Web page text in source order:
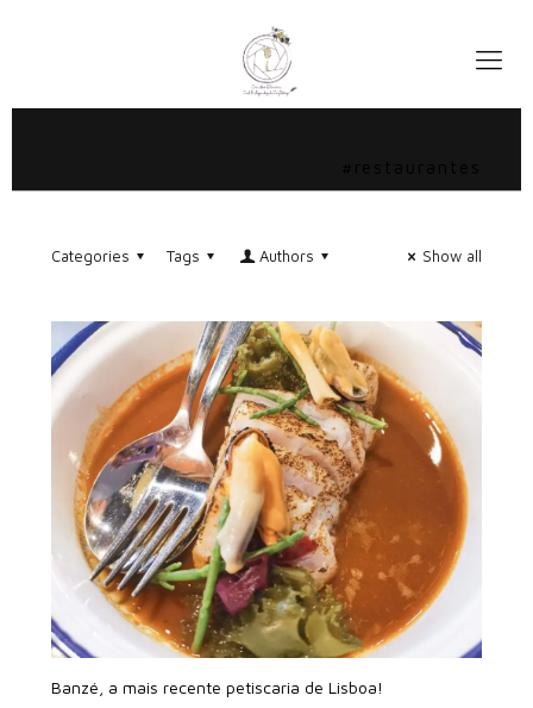
Categories Tags Authors Show all
Banzé, a mais recente petiscaria de Lisboa!